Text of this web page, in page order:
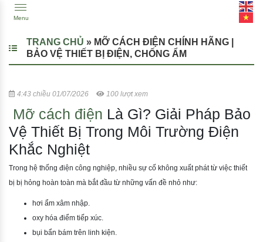
Menu
TRANG CHỦ » MỠ CÁCH ĐIỆN CHÍNH HÃNG |
BẢO VỆ THIẾT BỊ ĐIỆN, CHỐNG ẨM
4:43 chiều 01/07/2026 100 lượt xem
Mỡ cách điện Là Gì? Giải Pháp Bảo
Vệ Thiết Bị Trong Môi Trường Điện
Khắc Nghiệt
Trong hệ thống điện công nghiệp, nhiều sự cố không xuất phát từ việc thiết
bị bị hỏng hoàn toàn mà bắt đầu từ những vấn đề nhỏ như:
hơi ẩm xâm nhập.
oxy hóa điểm tiếp xúc.
bụi bẩn bám trên linh kiện.